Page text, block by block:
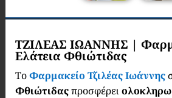
ΤΖΙΛΕΑΣ ΙΩΑΝΝΗΣ |
Ελάτεια Φθιώτιδας
ΤοΦαρμακείο Τζιλέας Ιωάννης
Φθιώτιδαςπροσφέρει